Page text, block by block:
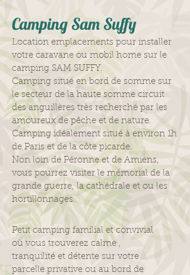
Camping Sam Suffy
Location emplacements pour installer
votre caravane ou mobil home sur le
camping SAM SUFFY.
Camping situé en bord de somme sur
le secteur de la haute somme circuit
des anguillères très recherché par les
amoureux de pêche et de nature.
Camping idéalement situé à environ 1h
de Paris et de la côte picarde.
Non loin de Péronne et de Amiens,
vous pourrez visiter le mémorial de la
grande guerre, la cathédrale et ou les
hortillonnages.
Petit camping familial et convivial
où vous trouverez calme ,
tranquilité et détente sur votre
parcelle privative ou au bord de